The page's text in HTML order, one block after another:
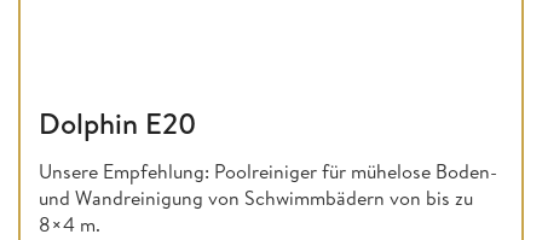
Dolphin E20
Unsere Empfehlung: Poolreiniger für mühelose Boden-
und Wandreinigung von Schwimmbädern von bis zu
8×4 m.